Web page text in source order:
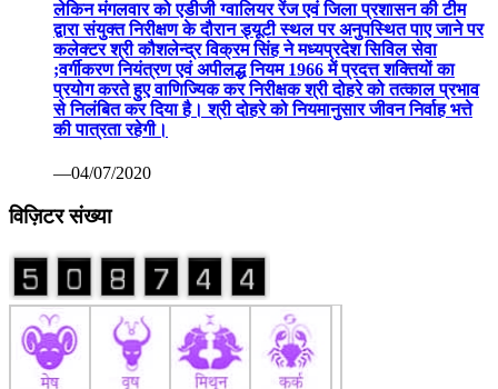
लेकिन मंगलवार को एडीजी ग्वालियर रेंज एवं जिला प्रशासन की टीम
द्वारा संयुक्त निरीक्षण के दौरान ड्यूटी स्थल पर अनुपस्थित पाए जाने पर
कलेक्टर श्री कौशलेन्द्र विक्रम सिंह ने मध्यप्रदेश सिविल सेवा
;वर्गीकरण नियंत्रण एवं अपीलद्ध नियम 1966 में प्रदत्त शक्तियों का
प्रयोग करते हुए वाणिज्यिक कर निरीक्षक श्री दोहरे को तत्काल प्रभाव
से निलंबित कर दिया है। श्री दोहरे को नियमानुसार जीवन निर्वाह भत्ते
की पात्रता रहेगी।
—04/07/2020
विज़िटर संख्या